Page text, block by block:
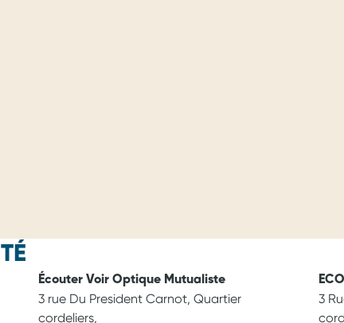
Écouter Voir Optique Mutualiste
3 rue Du President Carnot, Quartier
cordeliers,
3